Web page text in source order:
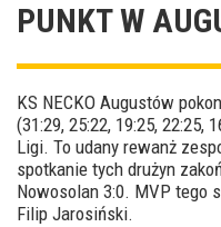
PUNKT W
KS NECKO Augustów
(31:29, 25:22, 19:25, 22:25,
Ligi. To udany rewanż
spotkanie tych drużyn
Nowosolan 3:0. MVP tego
Filip Jarosiński.